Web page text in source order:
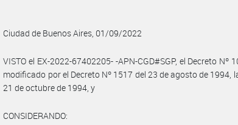
Ciudad de Buenos Aires, 01/09/2022
VISTO el EX-2022-67402205- -APN-CGD#SGP, el Decreto Nº
modificado por el Decreto Nº 1517 del 23 de agosto de 1994,
21 de octubre de 1994, y
CONSIDERANDO: